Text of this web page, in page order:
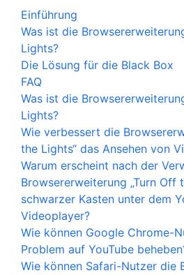
Einführung
Was ist die
Lights?
Die Lösung für die Black Box
FAQ
Was ist die
Lights?
Wie verbessert die
the Lights“ das Ansehen von
Warum erscheint nach der
Browsererweiterung „Turn Off
schwarzer Kasten unter dem
Videoplayer?
Wie können Google Chrome-
Problem auf YouTube
Wie können Safari-Nutzer die